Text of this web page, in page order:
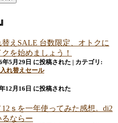
えSALE 台数限定、オトクに
を始めましょう！
年5月29日 に投稿された
カテゴリ:
れ替えセール
12月16日 に投稿された
ｓを一年使ってみた感想。di2
るならー